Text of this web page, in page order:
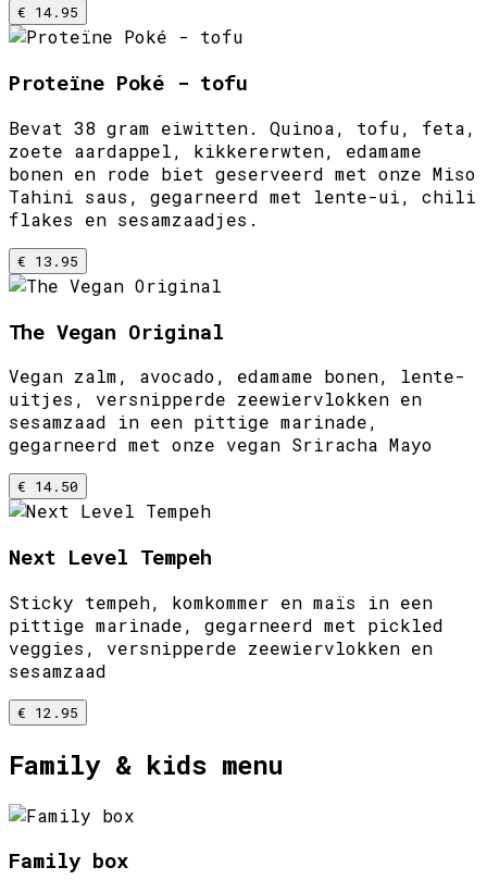
€ 14.95
Proteïne Poké - tofu
Bevat 38 gram eiwitten. Quinoa, tofu, feta,
zoete aardappel, kikkererwten, edamame
bonen en rode biet geserveerd met onze Miso
Tahini saus, gegarneerd met lente-ui, chili
flakes en sesamzaadjes.
€ 13.95
The Vegan Original
Vegan zalm, avocado, edamame bonen, lente-
uitjes, versnipperde zeewiervlokken en
sesamzaad in een pittige marinade,
gegarneerd met onze vegan Sriracha Mayo
€ 14.50
Next Level Tempeh
Sticky tempeh, komkommer en maïs in een
pittige marinade, gegarneerd met pickled
veggies, versnipperde zeewiervlokken en
sesamzaad
€ 12.95
Family & kids menu
Family box